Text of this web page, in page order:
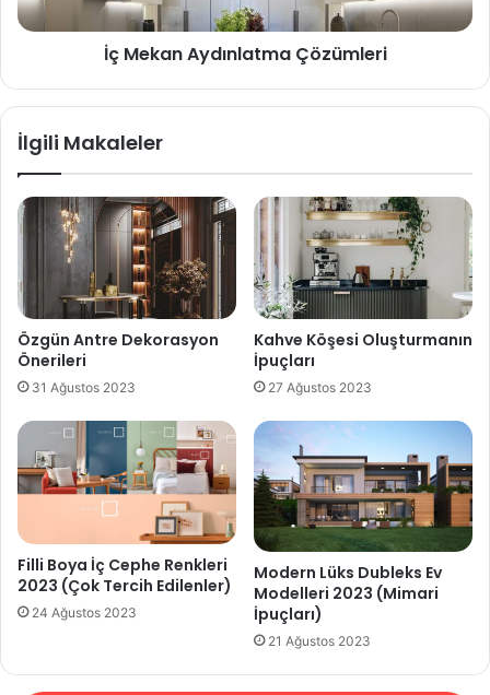
İç Mekan Aydınlatma Çözümleri
İlgili Makaleler
Özgün Antre Dekorasyon
Önerileri
31 Ağustos 2023
Kahve Köşesi Oluşturmanın
İpuçları
27 Ağustos 2023
Filli Boya İç Cephe Renkleri
2023 (Çok Tercih Edilenler)
24 Ağustos 2023
Modern Lüks Dubleks Ev
Modelleri 2023 (Mimari
İpuçları)
21 Ağustos 2023